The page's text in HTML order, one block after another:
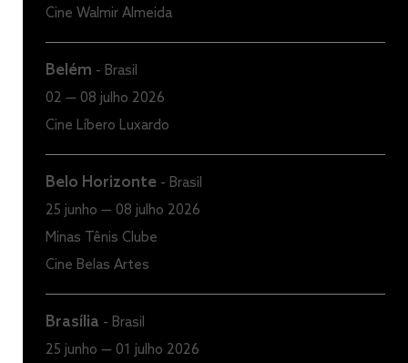
Cine Walmir Almeida
Belém - Brasil
02 — 08 julho 2026
Cine Líbero Luxardo
Belo Horizonte - Brasil
25 junho — 08 julho 2026
Minas Tênis Clube
Cine Belas Artes
Brasília - Brasil
25 junho — 01 julho 2026